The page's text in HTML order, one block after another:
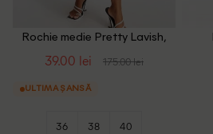
Rochie medie Pretty Lavish,
39.00 lei 175.00 lei
ULTIMA ȘANSĂ
36 38 40